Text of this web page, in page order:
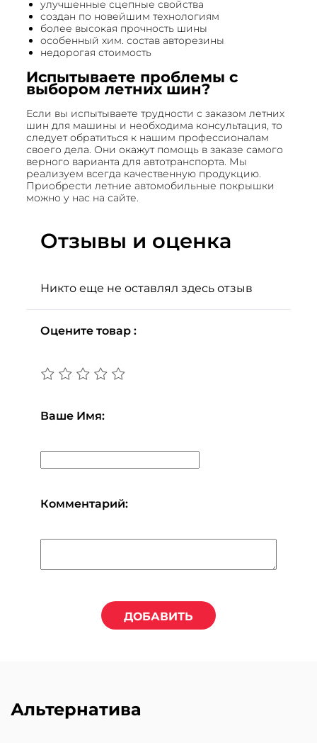
улучшенные сцепные свойства
создан по новейшим технологиям
более высокая прочность шины
особенный хим. состав авторезины
недорогая стоимость
Испытываете проблемы с
выбором летних шин?
Если вы испытываете трудности с заказом летних
шин для машины и необходима консультация, то
следует обратиться к нашим профессионалам
своего дела. Они окажут помощь в заказе самого
верного варианта для автотранспорта. Мы
реализуем всегда качественную продукцию.
Приобрести летние автомобильные покрышки
можно у нас на сайте.
Отзывы и оценка
Никто еще не оставлял здесь отзыв
Оцените товар :
Ваше Имя:
Комментарий:
ДОБАВИТЬ
Альтернатива